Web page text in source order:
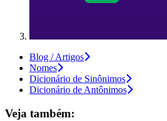
Blog / Artigos
Nomes
Dicionário de Sinônimos
Dicionário de Antônimos
Veja também: